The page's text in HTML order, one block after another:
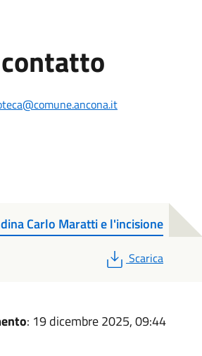
Carlo Maratti e l'incisione
PDF
Scarica
: 19 dicembre 2025, 09:44